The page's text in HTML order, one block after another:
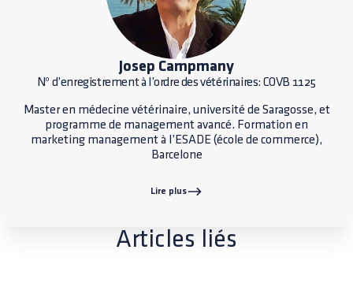
Josep Campmany
Nº d’enregistrement à l’ordre des vétérinaires: COVB 1125
Master en médecine vétérinaire, université de Saragosse, et
programme de management avancé. Formation en
marketing management à l’ESADE (école de commerce),
Barcelone
Lire plus
Articles liés